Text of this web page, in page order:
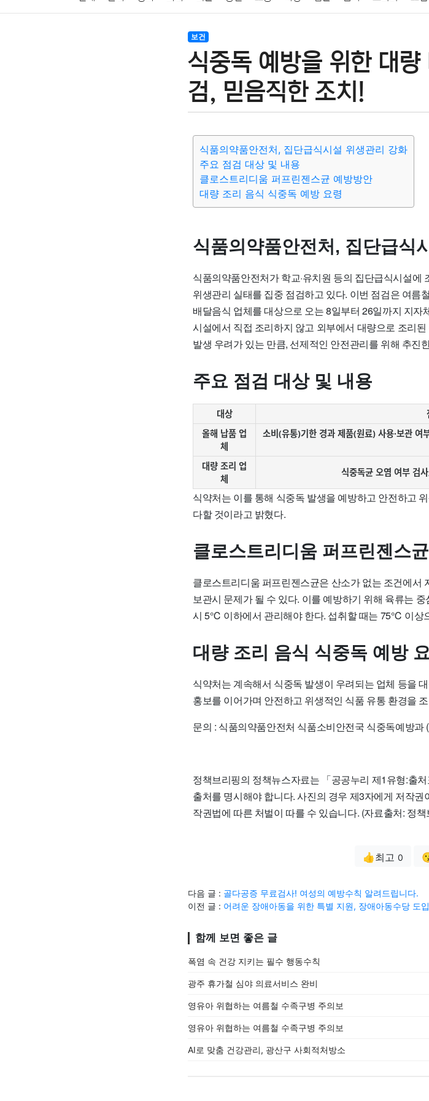
결혼 육아
기술 종교 사회 정치 건강 의료 의학 경제
보건
식중독 예방을 위한 대
검, 믿음직한 조치!
식품의약품안전처, 집단급식시설 위생관리 강화
주요 점검 대상 및 내용
클로스트리디움 퍼프린젠스균 예방방안
대량 조리 음식 식중독 예방 요령
식품의약품안전처, 집단급식
식품의약품안전처가 학교·유치원 등의 집단급식시설
위생관리 실태를 집중 점검하고 있다. 이번 점검은 여름
배달음식 업체를 대상으로 오는 8일부터 26일까지 지
시설에서 직접 조리하지 않고 외부에서 대량으로 조리
발생 우려가 있는 만큼, 선제적인 안전관리를 위해 추진
주요 점검 대상 및 내용
대상
올해 납품 업
체
소비(유통)기한 경과 제품(원료) 사용·보관 여
대량 조리 업
체
식중독균 오염 여부 검
식약처는 이를 통해 식중독 발생을 예방하고 안전하고
다할 것이라고 밝혔다.
클로스트리디움 퍼프린젠스
클로스트리디움 퍼프린젠스균은 산소가 없는 조건에서
보관시 문제가 될 수 있다. 이를 예방하기 위해 육류는
시 5℃ 이하에서 관리해야 한다. 섭취할 때는 75℃ 이상
대량 조리 음식 식중독 예방
식약처는 계속해서 식중독 발생이 우려되는 업체 등을
홍보를 이어가며 안전하고 위생적인 식품 유통 환경을
문의 : 식품의약품안전처 식품소비안전국 식중독예방과
정책브리핑의 정책뉴스자료는 「공공누리 제1유형:출
출처를 명시해야 합니다. 사진의 경우 제3자에게 저작
작권법에 따른 처벌이 따를 수 있습니다. (자료출처: 정
👍최고 0
다음 글 : 골다공증 무료검사! 여성의 예방수칙 알려드립니다.
이전 글 : 어려운 장애아동을 위한 특별 지원, 장애아동수당 도
함께 보면 좋은 글
폭염 속 건강 지키는 필수 행동수칙
광주 휴가철 심야 의료서비스 완비
영유아 위협하는 여름철 수족구병 주의보
영유아 위협하는 여름철 수족구병 주의보
AI로 맞춤 건강관리, 광산구 사회적처방소